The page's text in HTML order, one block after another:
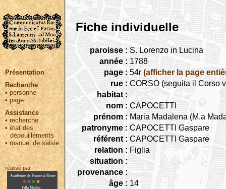
Présentation
Recherche
• personne
•page
Assistance
• recherche
•état des
dépouillements
•manuel de saisie
réalisé par :
Fiche individuelle
paroisse : S. Lorenzo in Lucina
année : 1788
page : 54r (afficher la page
rue : CORSO (seguita il Corso
habitat :
nom : CAPOCETTI
prénom : Maria Madalena (M.a
patronyme : CAPOCETTI Gaspare
référent : CAPOCETTI Gaspare
relation : Figlia
situation :
provenance :
âge : 14